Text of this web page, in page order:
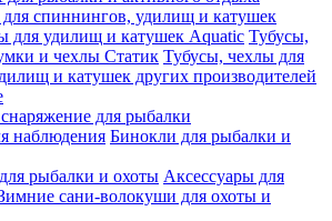
спиннингов, удилищ и катушек
для удилищ и катушек Aquatic Тубусы,
и чехлы Статик Тубусы, чехлы для
и катушек других производителей
для рыбалки
наблюдения Бинокли для рыбалки и
рыбалки и охоты Аксессуары для
сани-волокуши для охоты и